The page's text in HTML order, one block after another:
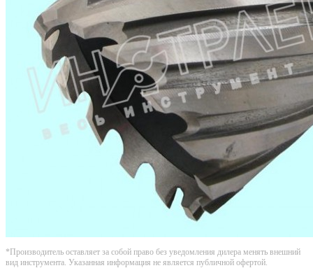
*Производитель оставляет за собой право без уведомления дилера менять внешний
вид инструмента. Указанная информация не является публичной офертой.